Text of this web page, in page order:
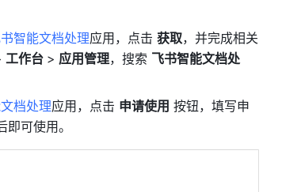
智能文档处理应用，点击 获取，并完成相关
工作台 > 应用管理，搜索 飞书智能文档处
档处理应用，点击 申请使用 按钮，填写申
可使用。